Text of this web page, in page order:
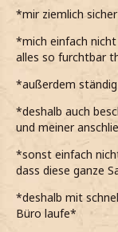
*mir ziemlich
*mich einfach
alles so furchtbar
*außerdem
*deshalb auch
und meiner
*sonst einfach
dass diese ganze
*deshalb mit
Büro laufe*